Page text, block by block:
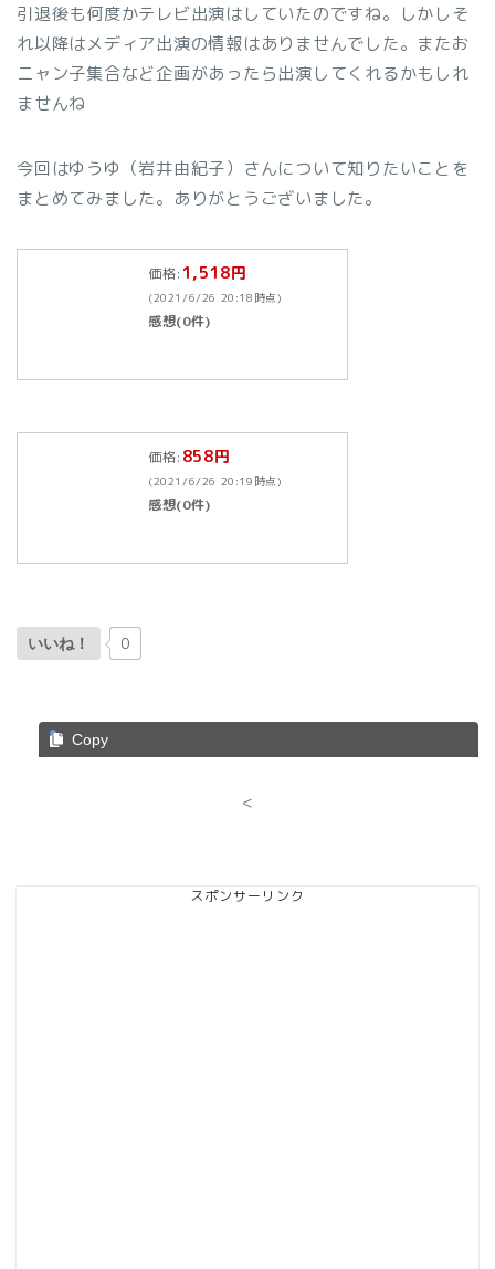
引退後も何度かテレビ出演はしていたのですね。しかしそ
れ以降はメディア出演の情報はありませんでした。またお
ニャン子集合など企画があったら出演してくれるかもしれ
ませんね
今回はゆうゆ（岩井由紀子）さんについて知りたいことを
まとめてみました。ありがとうございました。
価格: 1,518円
(2021/6/26 20:18時点)
感想(0件)
価格: 858円
(2021/6/26 20:19時点)
感想(0件)
いいね！ 0
Copy
<
スポンサーリンク